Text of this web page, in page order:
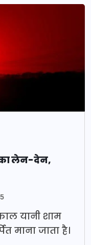
का लेन-देन,
यानी शाम
माना जाता है।